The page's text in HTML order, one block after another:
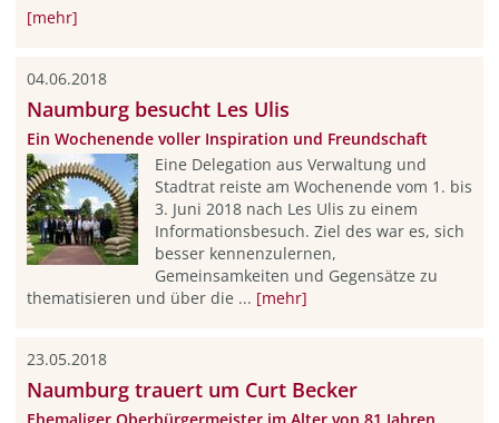
[mehr]
04.06.2018
Naumburg besucht Les Ulis
Ein Wochenende voller Inspiration und Freundschaft
Eine Delegation aus Verwaltung und
Stadtrat reiste am Wochenende vom 1. bis
3. Juni 2018 nach Les Ulis zu einem
Informationsbesuch. Ziel des war es, sich
besser kennenzulernen,
Gemeinsamkeiten und Gegensätze zu
thematisieren und über die ... [mehr]
23.05.2018
Naumburg trauert um Curt Becker